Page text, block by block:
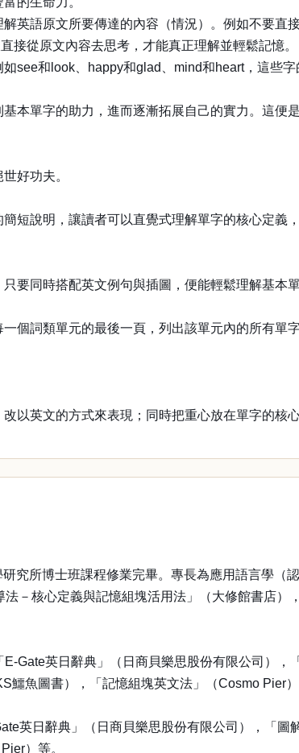
英語原文所要傳達的內容（情況）。例如不要直
接從原文內容去思考，才能真正理解並輕鬆記憶。
see和look、happy和glad、mind和heart，這些
本單字的助力，進而逐漸拓展自己的實力。這便
好功夫。
短說明，讓讀者可以直覺式理解單字的核心定義
要同時搭配英文例句與插圖，便能輕鬆理解基本
詞類單元的最後一頁，列出該單元內的所有單
英文的方式來表現；同時把重心放在單字的核
究所博士班課程修業完畢。專長為應用語言學（
－核心定義與記憶組塊活用法」（大修館書店）
Gate英日辭典」（日商貝樂思股份有限公司），
魚圖書），「記憶組塊英文法」（Cosmo Pier）
英日辭典」（日商貝樂思股份有限公司），「圖
）等。